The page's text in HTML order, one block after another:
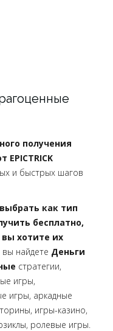
получения
и быстрых шагов
как тип
бесплатно,
хотите их
найдете Деньги
стратегии,
игры,
игры, аркадные
игры-казино,
ролевые игры.